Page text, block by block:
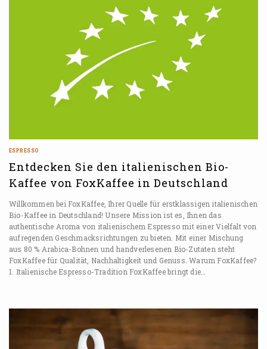
ESPRESSO
Entdecken Sie den italienischen Bio-
Kaffee von FoxKaffee in Deutschland
Willkommen bei FoxKaffee, Ihrer Quelle für erstklassigen italienischen
Bio-Kaffee in Deutschland! Unsere Mission ist es, Ihnen das
authentische Aroma von italienischem Espresso mit einer Vielfalt von
aufregenden Geschmacksrichtungen zu bieten. Mit einer Mischung
aus 80 % Arabica-Bohnen und handverlesenen Bio-Zutaten steht
FoxKaffee für Qualität, Nachhaltigkeit und Genuss. Warum FoxKaffee?
1. Italienische Espresso-Tradition FoxKaffee bringt die…